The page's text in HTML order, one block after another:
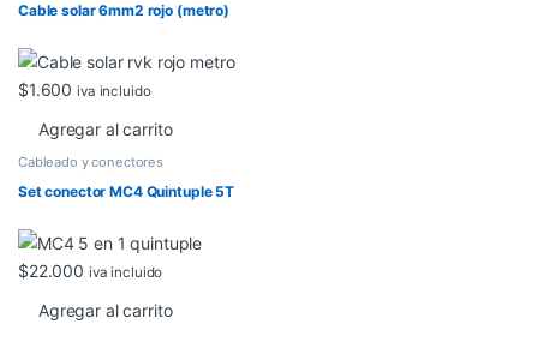
Cable solar 6mm2 rojo (metro)
$1.600 iva incluido
Agregar al carrito
Cableado y conectores
Set conector MC4 Quintuple 5T
$22.000 iva incluido
Agregar al carrito